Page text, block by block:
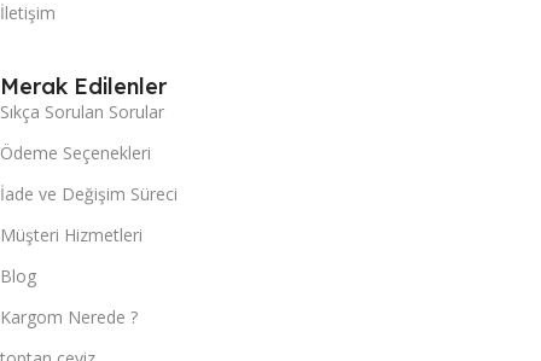
İletişim
Merak Edilenler
Sıkça Sorulan Sorular
Ödeme Seçenekleri
İade ve Değişim Süreci
Müşteri Hizmetleri
Blog
Kargom Nerede ?